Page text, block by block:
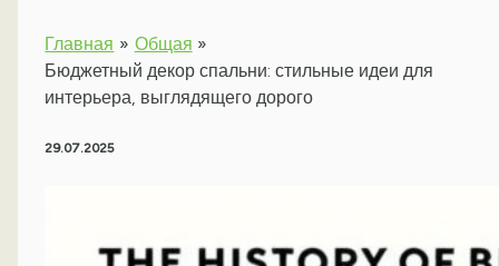
Главная
Общая
Бюджетный декор спальни: стильные идеи для
интерьера, выглядящего дорого
29.07.2025